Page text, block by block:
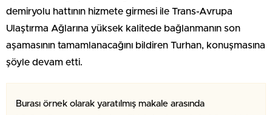
demiryolu hattının hizmete girmesi ile Trans-Avrupa
Ulaştırma Ağlarına yüksek kalitede bağlanmanın son
aşamasının tamamlanacağını bildiren Turhan, konuşmasına
şöyle devam etti.
Burası örnek olarak yaratılmış makale arasında